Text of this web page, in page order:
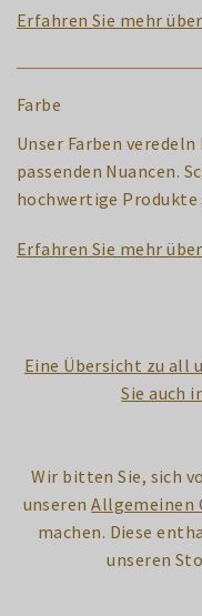
Erfahren Sie mehr
Farbe
Unser Farben
passenden Nuancen.
hochwertige Produkte
Erfahren Sie mehr
Eine Übersicht zu all
Sie auch
Wir bitten Sie, sich
unserenAllgemeinen
machen. Diese
unseren